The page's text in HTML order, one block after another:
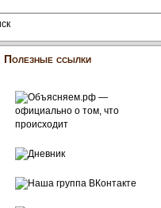
Полезные ссылки